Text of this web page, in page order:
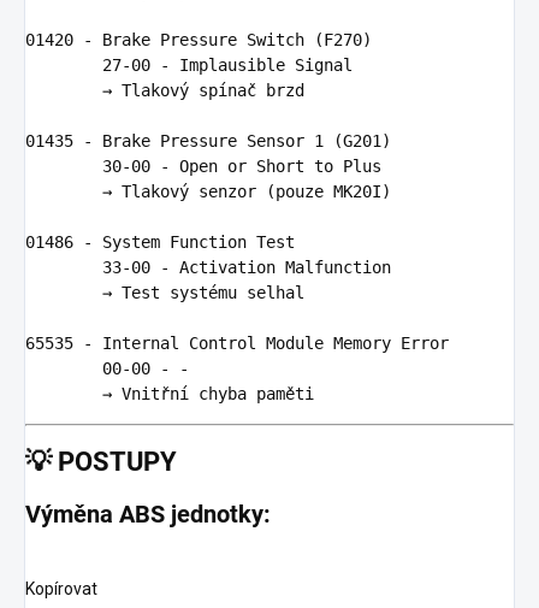
01420 - Brake Pressure Switch (F270)
27-00 - Implausible Signal
        →
Tlakový spínač brzd
01435 - Brake Pressure Sensor 1 (G201 )
30-00 - Open or Short to Plus
        →
Tlakový senzor (pouze MK20I)
01486 - System Function Test
33-00 - Activation Malfunction
        →
Test systému selhal
65535 - Internal Control Module Memory Error
00-00 -
-
        →
Vnitřní chyba paměti
💡 POSTUPY
Výměna ABS jednotky:
Kopírovat